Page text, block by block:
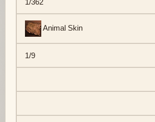
1/362
Animal Skin
1/9